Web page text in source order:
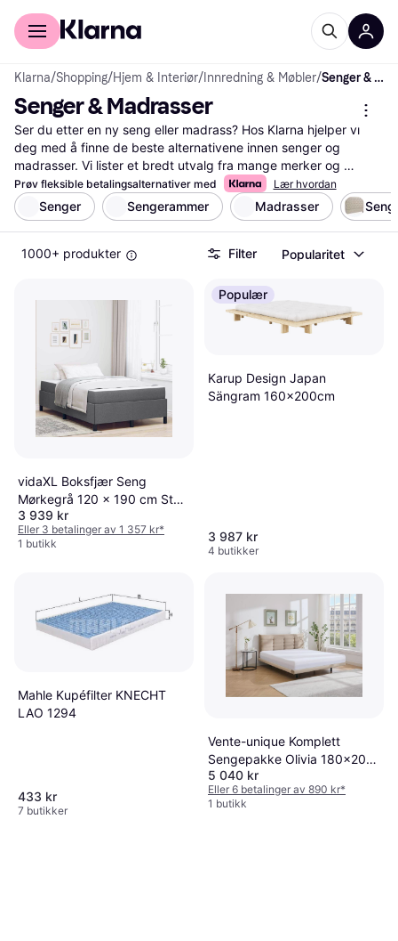
For kunder
Klarna/Shopping/Hjem & Interiør/ Innredning & Møbler/ Senger & Madrasser
Senger & Madrasser
Ser du etter en ny seng eller madrass? Hos Klarna hjelper vi
deg med å finne de beste alternativene innen senger og
madrasser. Vi lister et bredt utvalg fra mange merker og
forhandlere, slik at du kan sammenligne priser og funksjoner.
Våre nyttige filter gjør det enkelt å sortere etter størrelse,
fasthet, materialer og pris. Dette hjelper deg med å velge den
sengen eller madrassen som passer dine behov og ditt
budsjett. Du kan også lese brukeranmeldelser for å få innsikt i
utvalg og pålitelige informasjon kan du ta en veloverveid
beslutning. Begynn her for å finne din neste seng eller madrass!
Les mer om senger & madrasser her
Prøv fleksible betalingsalternativer med Lær hvordan
Senger Sengerammer Madrasser
1000+ produkter Filter Popularitet
vidaXL Boksfjær Seng
Mørkegrå 120 x 190 cm Stoff
Kontinentalseng
3 939 kr
Eller 3 betalinger av 1 357 kr*
1 butikk
Populær
Karup Design Japan
Sängram 160x200cm
3 987 kr
4 butikker
Mahle Kupéfilter KNECHT
LAO 1294
433 kr
7 butikker
Vente-unique Komplett
Sengepakke Olivia 180x200
Glatt Sengegavl Beige
Rammemadrass
5 040 kr
Eller 6 betalinger av 890 kr*
1 butikk